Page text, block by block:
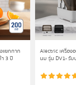
แยกกาก
3 ปี
Alectric เครื่อง
นม รุ่น